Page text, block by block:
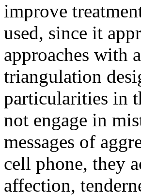
improve
used, since it
approaches with
triangulation
particularities in
not engage in
messages of
cell phone, they
affection,